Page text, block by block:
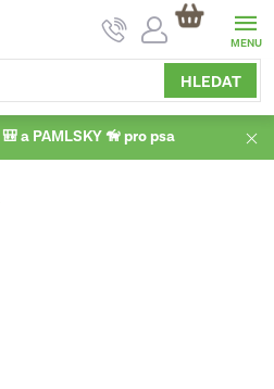
HLEDAT
NÁKUPNÍ
KOŠÍK
a PAMLSKY 🦮 pro psa